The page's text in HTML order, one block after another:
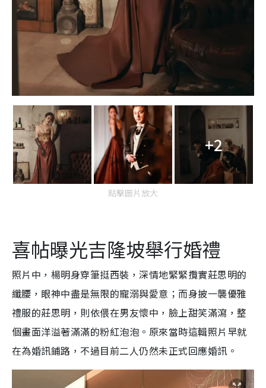
+2
點擊圖片放大
喜帖曝光吉隆坡舉行婚禮
照片中，楊明身穿筆挺西裝，深情地緊緊攬實莊思明的
纖腰，眼神中盡是無限的寵溺與愛意；而身披一襲優雅
禮服的莊思明，則依偎在男友懷中，臉上甜笑滿瀉，整
個畫面洋溢著滿滿的粉紅泡泡。原來當時這輯照片早就
在為婚訊鋪路，不過目前二人仍然未正式回應婚訊。